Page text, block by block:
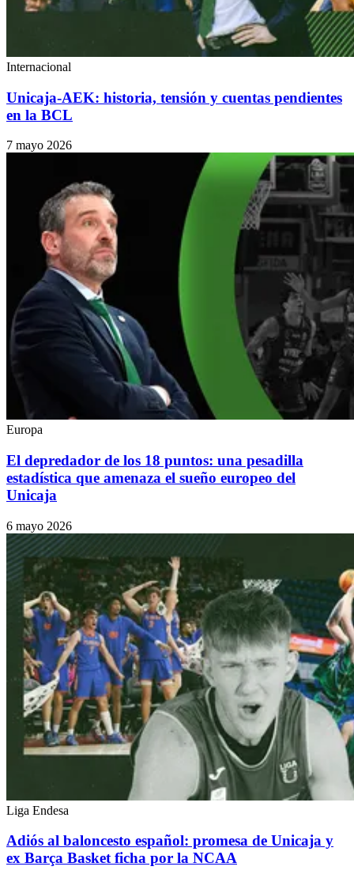
Internacional
Unicaja-AEK: historia, tensión y cuentas pendientes
en la BCL
7 mayo 2026
Europa
El depredador de los 18 puntos: una pesadilla
estadística que amenaza el sueño europeo del
Unicaja
6 mayo 2026
Liga Endesa
Adiós al baloncesto español: promesa de Unicaja y
ex Barça Basket ficha por la NCAA